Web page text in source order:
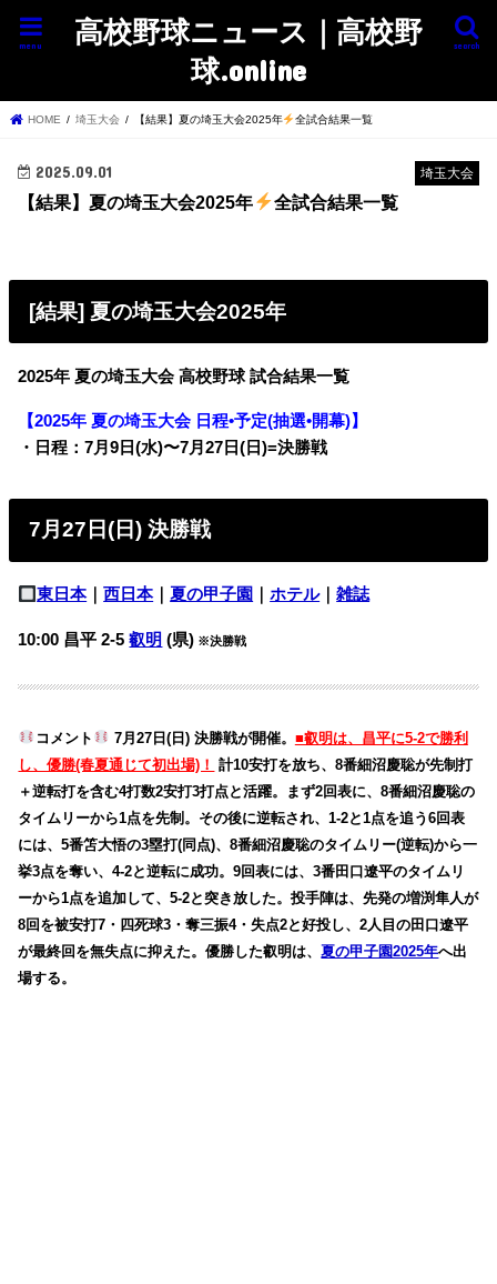
高校野球ニュース｜高校野
球.online
search
menu
HOME 埼玉大会 【結果】夏の埼玉大会2025年 全試合結果一覧
埼玉大会
2025.09.01
【結果】夏の埼玉大会2025年 全試合結果一覧
[結果] 夏の埼玉大会2025年
2025年 夏の埼玉大会 高校野球 試合結果一覧
【2025年 夏の埼玉大会 日程•予定(抽選•開幕)】
・日程：7月9日(水)〜7月27日(日)=決勝戦
7月27日(日) 決勝戦
東日本｜西日本｜夏の甲子園 ｜ホテル｜雑誌
10:00 昌平 2-5叡明 (県) ※決勝戦
コメント 7月27日(日) 決勝戦が開催。 ■叡明は、昌平に5-2で勝利
し、優勝(春夏通じて初出場)！ 計10安打を放ち、8番細沼慶聡が先制打
＋逆転打を含む4打数2安打3打点と活躍。まず2回表に、8番細沼慶聡の
タイムリーから1点を先制。その後に逆転され、1-2と1点を追う6回表
には、5番笘大悟の3塁打(同点)、8番細沼慶聡のタイムリー(逆転)から一
挙3点を奪い、4-2と逆転に成功。9回表には、3番田口遼平のタイムリ
ーから1点を追加して、5-2と突き放した。投手陣は、先発の増渕隼人が
8回を被安打7・四死球3・奪三振4・失点2と好投し、2人目の田口遼平
が最終回を無失点に抑えた。優勝した叡明は、夏の甲子園2025年へ出
場する。